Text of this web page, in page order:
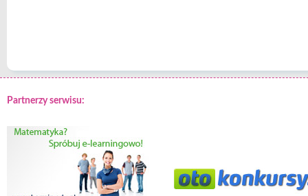
Partnerzy serwisu: